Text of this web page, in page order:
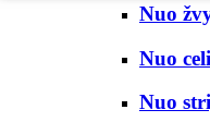
Nuo
Nuo
Nuo